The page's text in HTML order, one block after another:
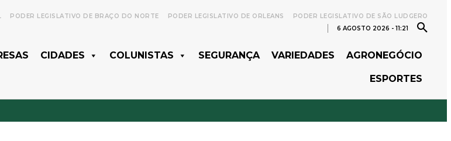
PODER LEGISLATIVO DE BRAÇO DO NORTE PODER LEGISLATIVO DE ORLEANS
PODER LEGISLATIVO DE SÃO LUDGERO
6 AGOSTO 2026 - 11:21
CIDADES COLUNISTAS SEGURANÇA VARIEDADES AGRONEGÓCIO
ESPORTES